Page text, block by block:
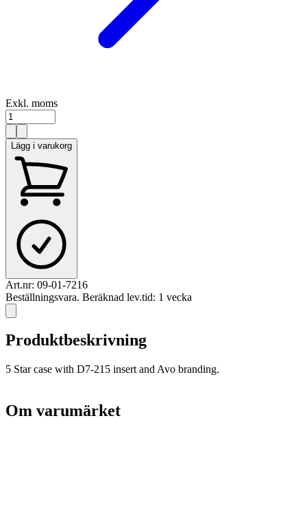
Exkl. moms
Lägg i varukorg
Art.nr: 09-01-7216
Beställningsvara. Beräknad lev.tid: 1 vecka
Produktbeskrivning
5 Star case with D7-215 insert and Avo branding.
Om varumärket